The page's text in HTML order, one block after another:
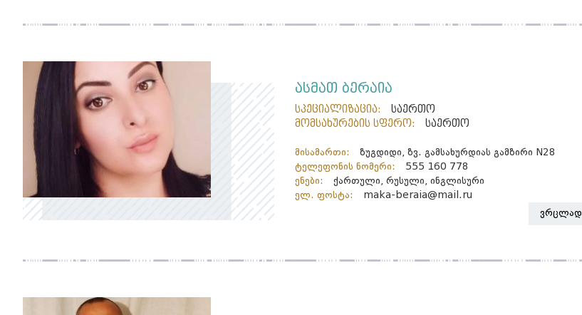
ასმათ ბერაია
სპეციალიზაცია:
საერთო
მომსახურების სფერო:
საერთო
მისამართი:
ზუგდიდი, ზვ. გამსახურდიას გამზირი N28
ტელეფონის ნომერი:
555 160 778
ენები:
ქართული, რუსული, ინგლისური
ელ. ფოსტა:
maka-beraia@mail.ru
ვრცლად